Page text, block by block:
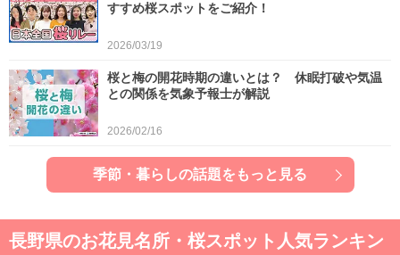
すすめ桜スポットをご紹介！
2026/03/19
桜と梅の開花時期の違いとは？ 休眠打破や気温
との関係を気象予報士が解説
2026/02/16
季節・暮らしの話題をもっと見る
長野県のお花見名所・桜スポット人気ランキン